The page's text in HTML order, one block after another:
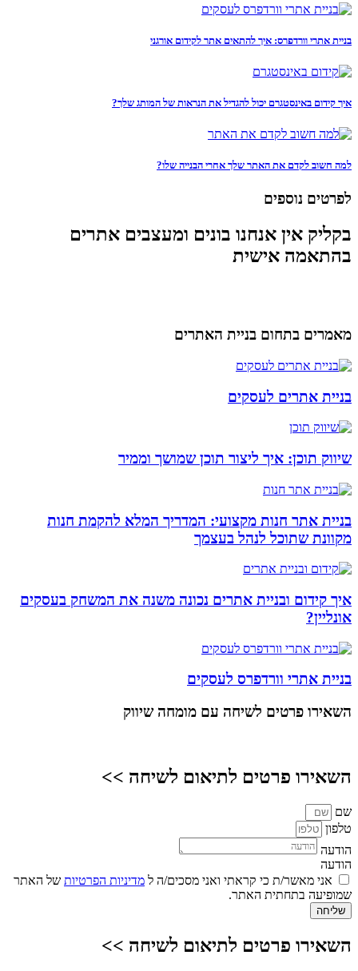
בניית אתרי וורדפרס: איך להתאים אתר לקידום אורגני
איך קידום באינסטגרם יכול להגדיל את הנראות של המותג שלך?
למה חשוב לקדם את האתר שלך אחרי הבנייה שלו?
לפרטים נוספים
בקליק אין אנחנו בונים ומעצבים אתרים
בהתאמה אישית
מאמרים בתחום בניית האתרים
בניית אתרים לעסקים
שיווק תוכן: איך ליצור תוכן שמושך וממיר
בניית אתר חנות מקצועי: המדריך המלא להקמת חנות
מקוונת שתוכל לנהל בעצמך
איך קידום ובניית אתרים נכונה משנה את המשחק בעסקים
אונליין?
בניית אתרי וורדפרס לעסקים
השאירו פרטים לשיחה עם מומחה שיווק
השאירו פרטים לתיאום לשיחה >>
שם
טלפון
הודעה
הודעה
אני מאשר/ת כי קראתי ואני מסכים/ה ל מדיניות הפרטיות של האתר
שמופיעה בתחתית האתר.
שליחה
השאירו פרטים לתיאום לשיחה >>